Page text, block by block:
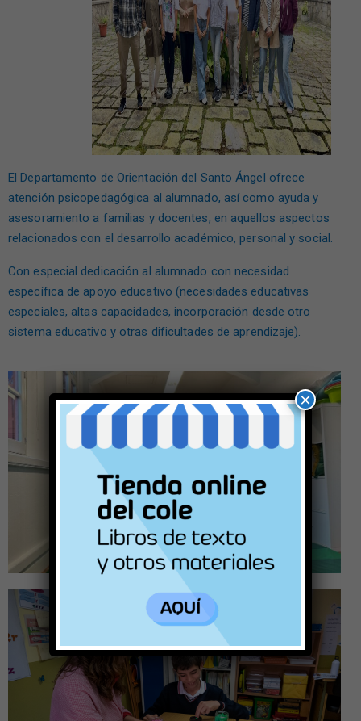
El Departamento de Orientación del Santo Ángel ofrece
atención psicopedagógica al alumnado, así como ayuda y
asesoramiento a familias y docentes, en aquellos aspectos
relacionados con el desarrollo académico, personal y social.
Con especial dedicación al alumnado con necesidad
específica de apoyo educativo (necesidades educativas
especiales, altas capacidades, incorporación desde otro
sistema educativo y otras dificultades de aprendizaje).
ORIENTACIÓN LABORAL
ORIENTACIÓN LABORAL
A través de entrevistas individuales, charlas y
visitas a centros educativos y entornos laborales
introducimos a nuestro alumnado a su futuro
laboral.
×